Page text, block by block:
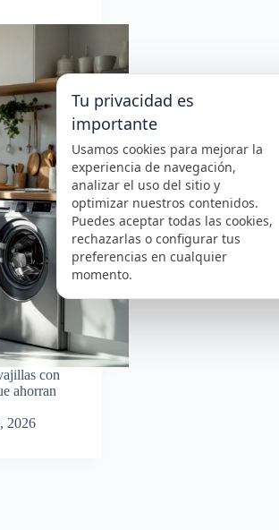
con
ahorran
2026
Tu privacidad es
importante
Usamos cookies para mejorar la
experiencia de navegación,
analizar el uso del sitio y
optimizar nuestros contenidos.
Puedes aceptar todas las cookies,
rechazarlas o configurar tus
preferencias en cualquier
momento.